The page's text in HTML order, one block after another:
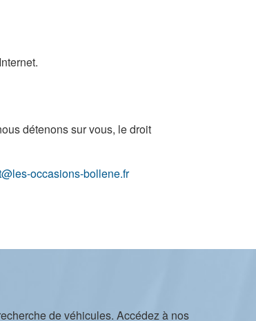
détenons sur vous, le droit
occasions-bollene.fr
de véhicules. Accédez à nos